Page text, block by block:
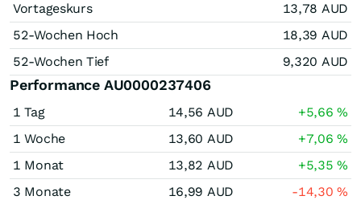
Vortageskurs
13,78 AUD
52-Wochen Hoch
18,39 AUD
52-Wochen Tief
9,320 AUD
Performance AU0000237406
1 Tag 14,56 AUD +5,66%
1 Woche
13,60 AUD +7,06%
1 Monat
13,82 AUD +5,35%
3 Monate
16,99 AUD -14,30%